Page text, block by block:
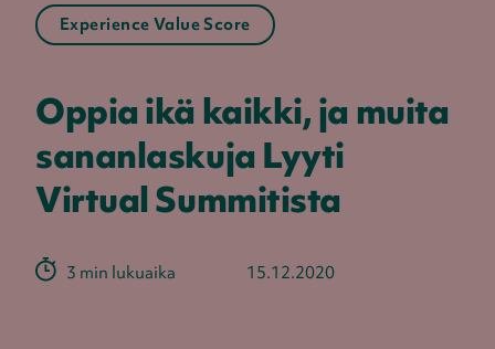
Experience Value Score
Oppia ikä kaikki, ja muita
sananlaskuja Lyyti
Virtual Summitista
3 min lukuaika 15.12.2020